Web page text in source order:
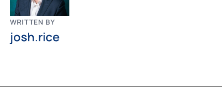
WRITTEN BY
josh.rice